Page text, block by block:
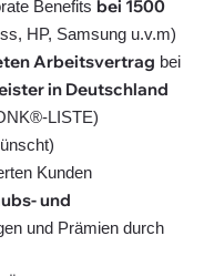
Benefits bei 1500
HP, Samsung u.v.m)
Arbeitsvertrag bei
in Deutschland
LISTE)
Kunden
und
und Prämien durch